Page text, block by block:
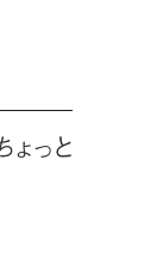
っと